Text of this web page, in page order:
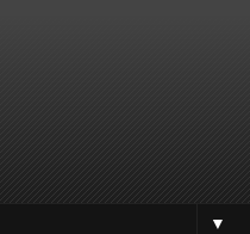
▼